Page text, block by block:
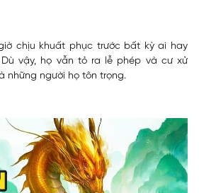
giờ chịu khuất phục trước bất kỳ ai hay
vậy, họ vẫn tỏ ra lễ phép và cư xử
những người họ tôn trọng.